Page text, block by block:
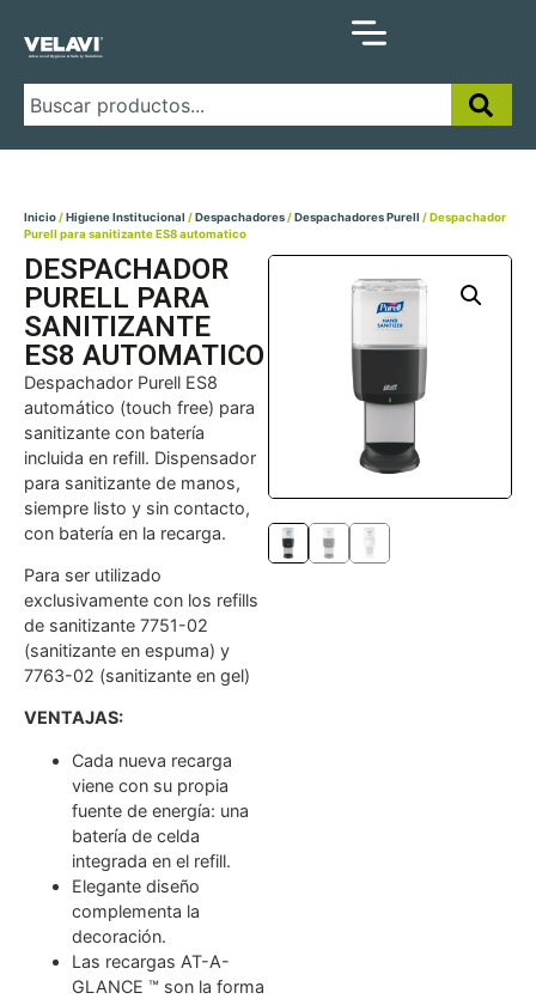
Inicio/Higiene Institucional /Despachadores/Despachadores Purell / Despachador
Purell para sanitizante ES8 automatico
DESPACHADOR
PURELL PARA
SANITIZANTE
ES8 AUTOMATICO
Despachador Purell ES8
automático (touch free) para
sanitizante con batería
incluida en refill. Dispensador
para sanitizante de manos,
siempre listo y sin contacto,
con batería en la recarga.
Para ser utilizado
exclusivamente con los refills
de sanitizante 7751-02
(sanitizante en espuma) y
7763-02 (sanitizante en gel)
VENTAJAS:
Cada nueva recarga
viene con su propia
fuente de energía: una
batería de celda
integrada en el refill.
Elegante diseño
complementa la
decoración.
Las recargas AT-A-
GLANCE ™ son la forma